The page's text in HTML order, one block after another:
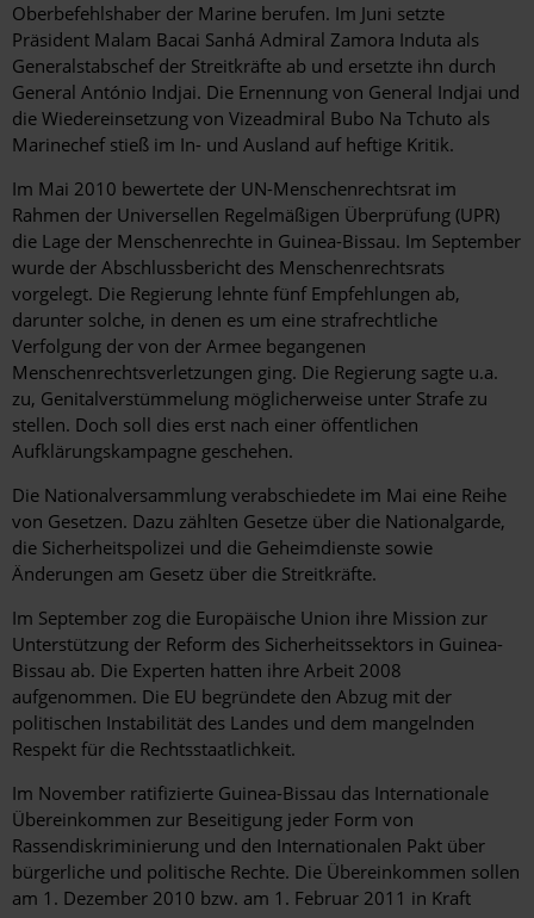
Oberbefehlshaber der Marine berufen. Im Juni setzte
Präsident Malam Bacai Sanhá Admiral Zamora Induta als
Generalstabschef der Streitkräfte ab und ersetzte ihn durch
General António Indjai. Die Ernennung von General Indjai und
die Wiedereinsetzung von Vizeadmiral Bubo Na Tchuto als
Marinechef stieß im In- und Ausland auf heftige Kritik.
Im Mai 2010 bewertete der UN-Menschenrechtsrat im
Rahmen der Universellen Regelmäßigen Überprüfung (UPR)
die Lage der Menschenrechte in Guinea-Bissau. Im September
wurde der Abschlussbericht des Menschenrechtsrats
vorgelegt. Die Regierung lehnte fünf Empfehlungen ab,
darunter solche, in denen es um eine strafrechtliche
Verfolgung der von der Armee begangenen
Menschenrechtsverletzungen ging. Die Regierung sagte u.a.
zu, Genitalverstümmelung möglicherweise unter Strafe zu
stellen. Doch soll dies erst nach einer öffentlichen
Aufklärungskampagne geschehen.
Die Nationalversammlung verabschiedete im Mai eine Reihe
von Gesetzen. Dazu zählten Gesetze über die Nationalgarde,
die Sicherheitspolizei und die Geheimdienste sowie
Änderungen am Gesetz über die Streitkräfte.
Im September zog die Europäische Union ihre Mission zur
Unterstützung der Reform des Sicherheitssektors in Guinea-
Bissau ab. Die Experten hatten ihre Arbeit 2008
aufgenommen. Die EU begründete den Abzug mit der
politischen Instabilität des Landes und dem mangelnden
Respekt für die Rechtsstaatlichkeit.
Im November ratifizierte Guinea-Bissau das Internationale
Übereinkommen zur Beseitigung jeder Form von
Rassendiskriminierung und den Internationalen Pakt über
bürgerliche und politische Rechte. Die Übereinkommen sollen
am 1. Dezember 2010 bzw. am 1. Februar 2011 in Kraft